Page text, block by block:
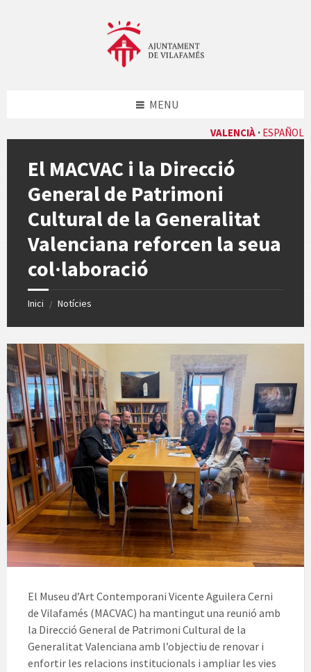
VALENCIÀ ESPAÑOL
MENU
El MACVAC i la Direcció
General de Patrimoni
Cultural de la Generalitat
Valenciana reforcen la seua
col·laboració
Inici / Notícies
El Museu d’Art Contemporani Vicente Aguilera Cerni
de Vilafamés (MACVAC) ha mantingut una reunió amb
la Direcció General de Patrimoni Cultural de la
Generalitat Valenciana amb l’objectiu de renovar i
enfortir les relacions institucionals i ampliar les vies